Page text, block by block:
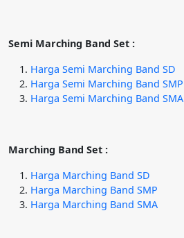
Semi Marching Band Set :
Harga Semi Marching Band SD
Harga Semi Marching Band SMP
Harga Semi Marching Band SMA
Marching Band Set :
Harga Marching Band SD
Harga Marching Band SMP
Harga Marching Band SMA